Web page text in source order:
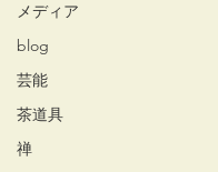
メディア
blog
芸能
茶道具
禅